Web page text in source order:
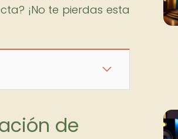
¡No te pierdas esta
de